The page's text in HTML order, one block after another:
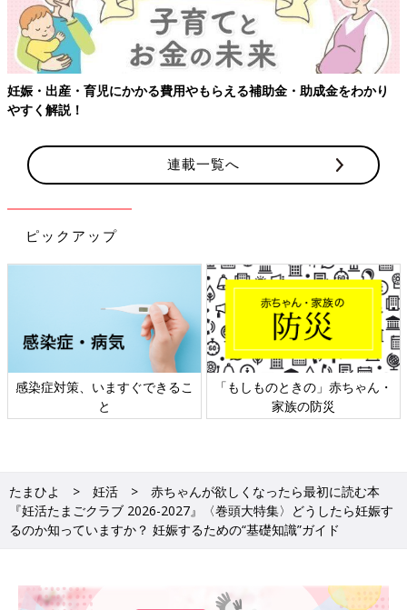
【ワクチン接種できるものも】妊婦の感染症対策、知っておいて！
連載一覧へ
ピックアップ
日本外来小児科学会リーフレッ
ト検討会
六星占術 細木かおりさんの人生
相談
たまひよ 妊活
赤ちゃんが欲しくなったら最初に読む本
『妊活たまごクラブ 2026-2027』〈巻頭大特集〉どうしたら妊娠す
るのか知っていますか？ 妊娠するための“基礎知識”ガイド